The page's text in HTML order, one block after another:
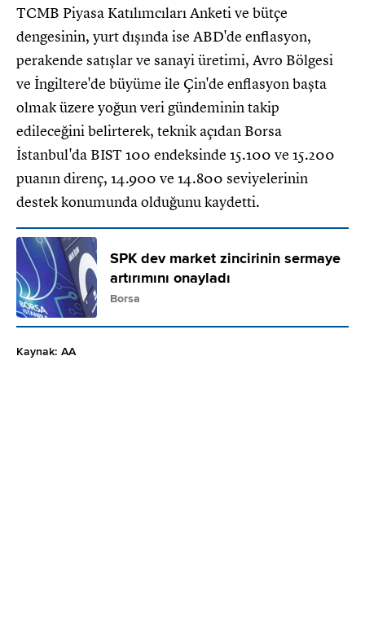
TCMB Piyasa Katılımcıları Anketi ve bütçe
dengesinin, yurt dışında ise ABD'de enflasyon,
perakende satışlar ve sanayi üretimi, Avro Bölgesi
ve İngiltere'de büyüme ile Çin'de enflasyon başta
olmak üzere yoğun veri gündeminin takip
edileceğini belirterek, teknik açıdan Borsa
İstanbul'da BIST 100 endeksinde 15.100 ve 15.200
puanın direnç, 14.900 ve 14.800 seviyelerinin
destek konumunda olduğunu kaydetti.
SPK dev market zincirinin sermaye
artırımını onayladı
Borsa
Kaynak: AA